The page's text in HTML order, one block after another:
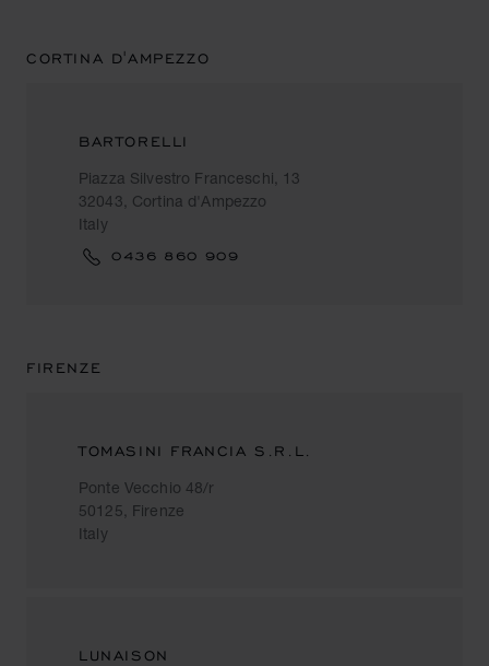
CORTINA D'AMPEZZO
BARTORELLI
Piazza Silvestro Franceschi, 13
32043, Cortina d'Ampezzo
Italy
0436 860 909
FIRENZE
TOMASINI FRANCIA S.R.L.
Ponte Vecchio 48/r
50125, Firenze
Italy
LUNAISON